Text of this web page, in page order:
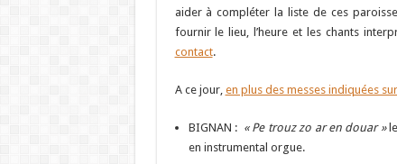
aider à compléter la liste de ces
fournir le lieu, l’heure et les chants
contact.
A ce jour, en plus des messes indiquées
BIGNAN : « Pe trouz zo ar en douar »
en instrumental orgue.